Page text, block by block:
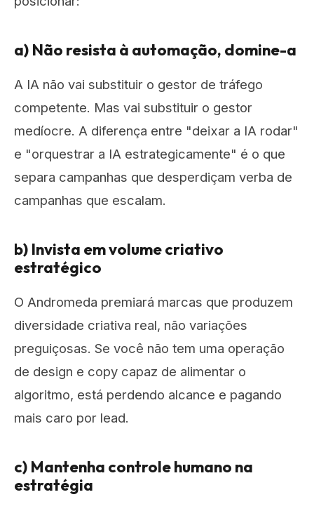
a) Não resista à automação, domine-a
A IA não vai substituir o gestor de tráfego
competente. Mas vai substituir o gestor
medíocre. A diferença entre "deixar a IA rodar"
e "orquestrar a IA estrategicamente" é o que
separa campanhas que desperdiçam verba de
campanhas que escalam.
b) Invista em volume criativo
estratégico
O Andromeda premiará marcas que produzem
diversidade criativa real, não variações
preguiçosas. Se você não tem uma operação
de design e copy capaz de alimentar o
algoritmo, está perdendo alcance e pagando
mais caro por lead.
c) Mantenha controle humano na
estratégia